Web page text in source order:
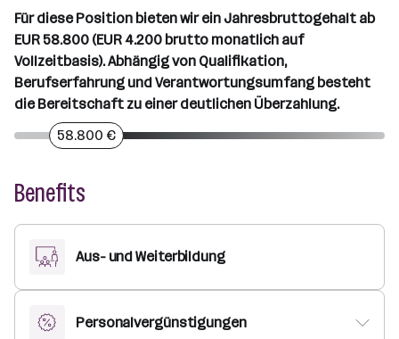
Für diese Position bieten wir ein Jahresbruttogehalt ab
EUR 58.800 (EUR 4.200 brutto monatlich auf
Vollzeitbasis). Abhängig von Qualifikation,
Berufserfahrung und Verantwortungsumfang besteht
die Bereitschaft zu einer deutlichen Überzahlung.
58.800 €
Benefits
Aus- und Weiterbildung
Personalvergünstigungen